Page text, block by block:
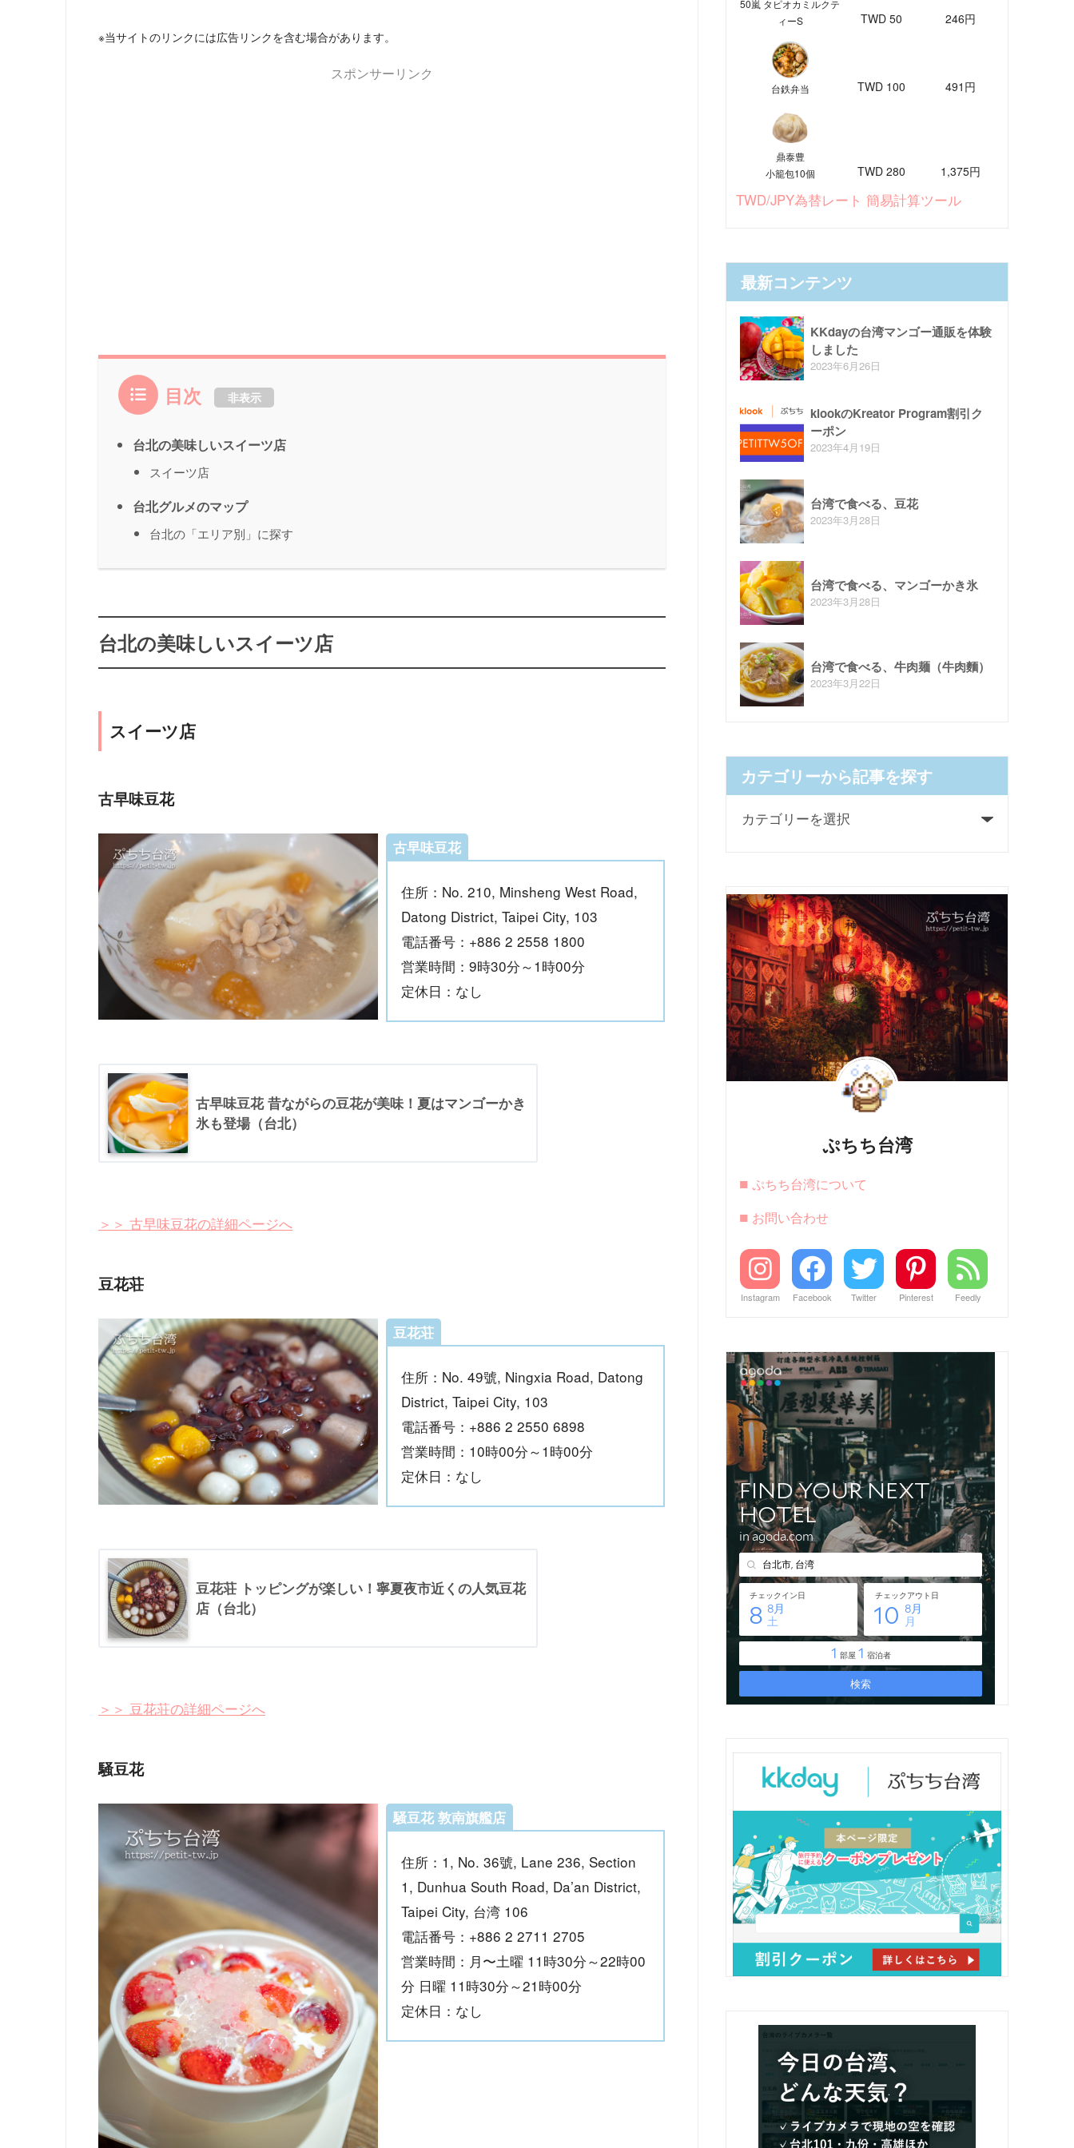
※当サイトのリンクには広告リンクを含む場合があります。
スポンサーリンク
目次 非表示
台北の美味しいスイーツ店
スイーツ店
台北グルメのマップ
台北の「エリア別」に探す
台北の美味しいスイーツ店
スイーツ店
古早味豆花
古早味豆花
住所：No. 210, Minsheng West Road,
Datong District, Taipei City, 103
電話番号：+886 2 2558 1800
営業時間：9時30分～1時00分
定休日：なし
古早味豆花 昔ながらの豆花が美味！夏はマンゴーかき
氷も登場（台北）
＞＞ 古早味豆花の詳細ページへ
豆花荘
豆花荘
住所：No. 49號, Ningxia Road, Datong
District, Taipei City, 103
電話番号：+886 2 2550 6898
営業時間：10時00分～1時00分
定休日：なし
豆花荘 トッピングが楽しい！寧夏夜市近くの人気豆花
店（台北）
＞＞ 豆花荘の詳細ページへ
騒豆花
騒豆花 敦南旗艦店
住所：1, No. 36號, Lane 236, Section
1, Dunhua South Road, Da’an District,
Taipei City, 台湾 106
電話番号：+886 2 2711 2705
営業時間：月〜土曜 11時30分～22時00
分 日曜 11時30分～21時00分
定休日：なし
50嵐 タピオカミルクテ
ィーS
TWD 50 246円
台鉄弁当 TWD 100 491円
鼎泰豊
小籠包10個
TWD 280 1,375円
TWD/JPY為替レート 簡易計算ツール
最新コンテンツ
KKdayの台湾マンゴー通販を体験
しました
2023年6月26日
klookのKreator Program割引ク
ーポン
2023年4月19日
台湾で食べる、豆花
2023年3月28日
台湾で食べる、マンゴーかき氷
2023年3月28日
台湾で食べる、牛肉麺（牛肉麵）
2023年3月22日
カテゴリーから記事を探す
ぷちち台湾
■ ぷちち台湾について
■ お問い合わせ
Instagram Facebook Twitter Pinterest Feedly